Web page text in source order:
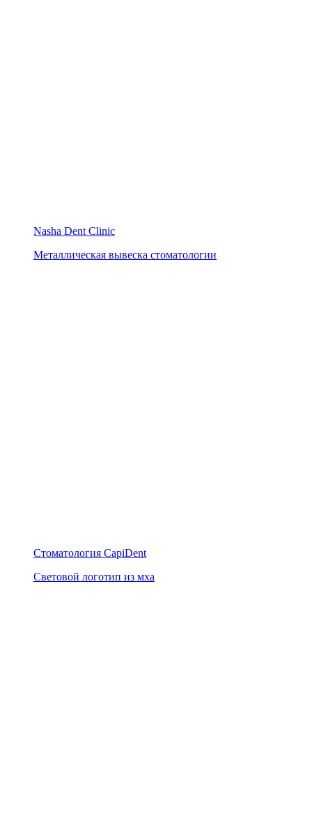
Nasha Dent Clinic
Металлическая вывеска стоматологии
Стоматология CapiDent
Световой логотип из мха